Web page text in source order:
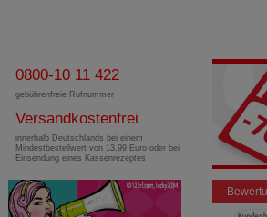
0800-10 11 422
gebührenfreie Rufnummer
Versandkostenfrei
innerhalb Deutschlands bei einem
Mindestbestellwert von 13,99 Euro oder bei
Einsendung eines Kassenrezeptes